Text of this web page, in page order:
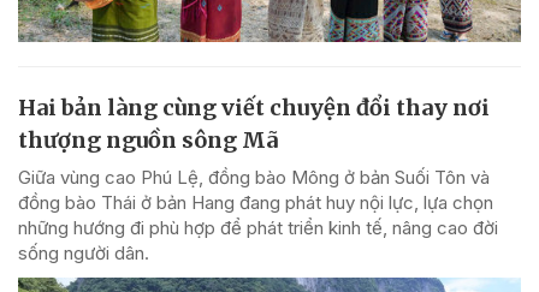
Hai bản làng cùng viết chuyện đổi thay nơi
thượng nguồn sông Mã
Giữa vùng cao Phú Lệ, đồng bào Mông ở bản Suối Tôn và
đồng bào Thái ở bản Hang đang phát huy nội lực, lựa chọn
những hướng đi phù hợp để phát triển kinh tế, nâng cao đời
sống người dân.